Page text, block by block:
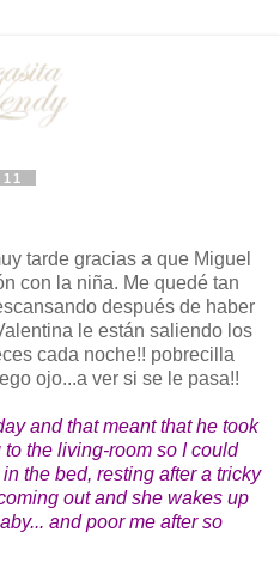
tarde gracias a que Miguel
con la niña. Me quedé tan
después de haber
le están saliendo los
cada noche!! pobrecilla
ojo...a ver si se le pasa!!
and that meant that he took
the living-room so I could
the bed, resting after a tricky
out and she wakes up
and poor me after so